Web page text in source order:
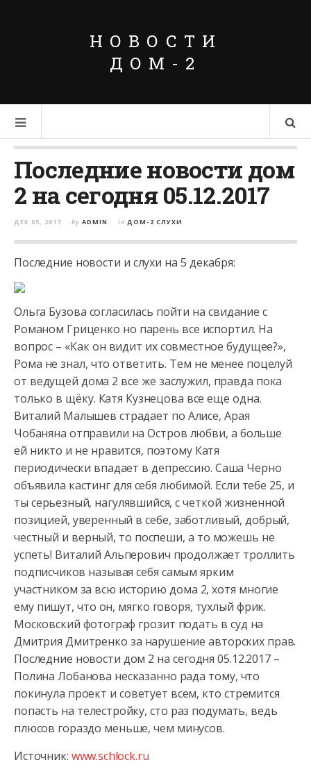
НОВОСТИ
ДОМ-2
Последние новости дом
2 на сегодня 05.12.2017
ДЕК 05, 2017 by ADMIN in ДОМ-2 СЛУХИ
Последние новости и слухи на 5 декабря:
Ольга Бузова согласилась пойти на свидание с
Романом Гриценко но парень все испортил. На
вопрос – «Как он видит их совместное будущее?»,
Рома не знал, что ответить. Тем не менее поцелуй
от ведущей дома 2 все же заслужил, правда пока
только в щёку. Катя Кузнецова все еще одна.
Виталий Малышев страдает по Алисе, Арая
Чобаняна отправили на Остров любви, а больше
ей никто и не нравится, поэтому Катя
периодически впадает в депрессию. Саша Черно
объявила кастинг для себя любимой. Если тебе 25, и
ты серьезный, нагулявшийся, с четкой жизненной
позицией, уверенный в себе, заботливый, добрый,
честный и верный, то поспеши, а то можешь не
успеть! Виталий Альперович продолжает троллить
подписчиков называя себя самым ярким
участником за всю историю дома 2, хотя многие
ему пишут, что он, мягко говоря, тухлый фрик.
Московский фотограф грозит подать в суд на
Дмитрия Дмитренко за нарушение авторских прав.
Последние новости дом 2 на сегодня 05.12.2017 –
Полина Лобанова несказанно рада тому, что
покинула проект и советует всем, кто стремится
попасть на телестройку, сто раз подумать, ведь
плюсов гораздо меньше, чем минусов.
Источник: www.schlock.ru